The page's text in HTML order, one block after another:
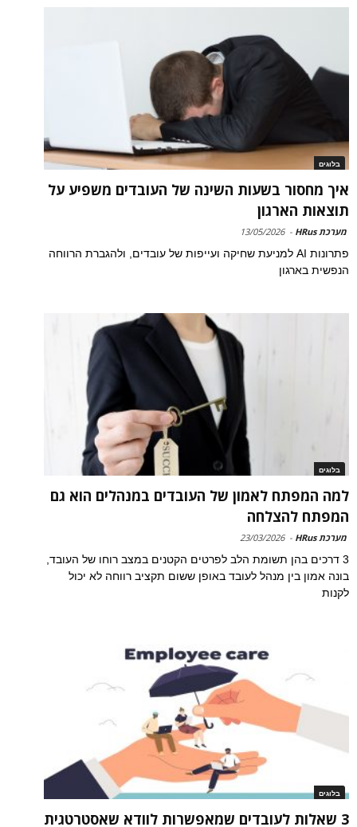
בלוגים
איך מחסור בשעות השינה של העובדים משפיע על
תוצאות הארגון
מערכת HRus -
13/05/2026
פתרונות AI למניעת שחיקה ועייפות של עובדים, ולהגברת הרווחה
הנפשית בארגון
בלוגים
למה המפתח לאמון של העובדים במנהלים הוא גם
המפתח להצלחה
מערכת HRus -
23/03/2026
3 דרכים בהן תשומת הלב לפרטים הקטנים במצב רוחו של העובד,
בונה אמון בין מנהל לעובד באופן ששום תקציב רווחה לא יכול
לקנות
בלוגים
3 שאלות לעובדים שמאפשרות לוודא שאסטרטגית